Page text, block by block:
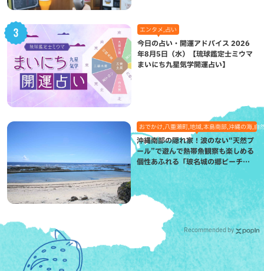
エンタメ,占い
今日の占い・開運アドバイス 2026
年8月5日（水）【琉球鑑定士ミウマ
まいにち九星気学開運占い】
おでかけ,八重瀬町,地域,本島南部,沖縄の海,自
沖縄南部の隠れ家！波のない“天然プ
ール”で遊んで熱帯魚観察も楽しめる
個性あふれる「玻名城の郷ビーチ」
（八重瀬町）
Recommended by